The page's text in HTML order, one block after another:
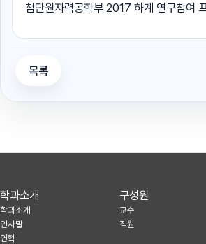
첨단원자력공학부 2017 하계 연구참여
목록
학과소개
학과소개
인사말
연혁
구성원
교수
직원